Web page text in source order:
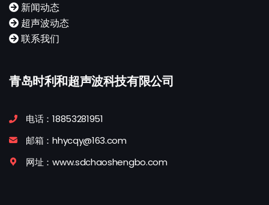
新闻动态
超声波动态
联系我们
青岛时利和超声波科技有限公司
电话：18853281951
邮箱：hhycqy@163.com
网址：www.sdchaoshengbo.com